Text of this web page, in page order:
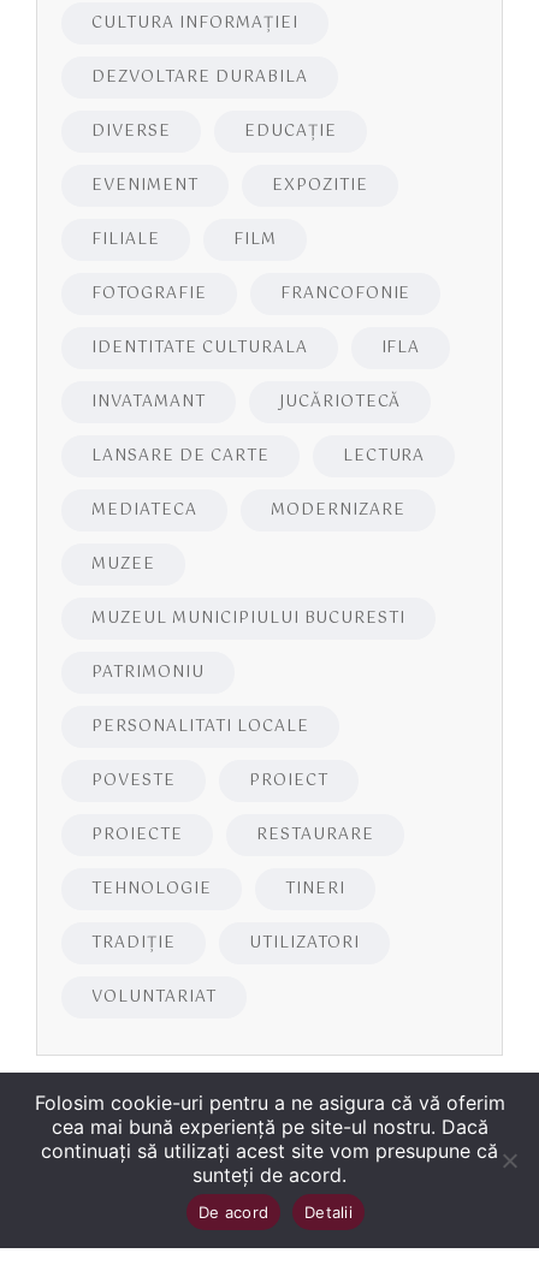
CULTURA INFORMAŢIEI
DEZVOLTARE DURABILA
DIVERSE EDUCAŢIE
EVENIMENT EXPOZITIE
FILIALE FILM
FOTOGRAFIE FRANCOFONIE
IDENTITATE CULTURALA IFLA
INVATAMANT JUCĂRIOTECĂ
LANSARE DE CARTE LECTURA
MEDIATECA MODERNIZARE
MUZEE
MUZEUL MUNICIPIULUI BUCURESTI
PATRIMONIU
PERSONALITATI LOCALE
POVESTE PROIECT
PROIECTE RESTAURARE
TEHNOLOGIE TINERI
TRADIȚIE UTILIZATORI
VOLUNTARIAT
2026Biblioteca Județeană
„George Bariţiu‟ Braşov. Toate drepturile sunt
Folosim cookie-uri pentru a ne asigura că vă oferim
cea mai bună experiență pe site-ul nostru. Dacă
continuați să utilizați acest site vom presupune că
sunteți de acord.
De acord Detalii